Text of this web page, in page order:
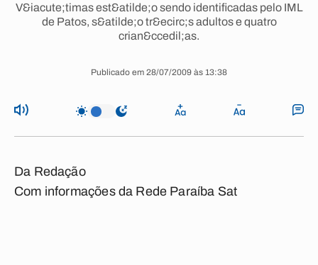
V&iacute;timas est&atilde;o sendo identificadas pelo IML
de Patos, s&atilde;o tr&ecirc;s adultos e quatro
crian&ccedil;as.
Publicado em 28/07/2009 às 13:38
Da Redação
Com informações da Rede Paraíba Sat